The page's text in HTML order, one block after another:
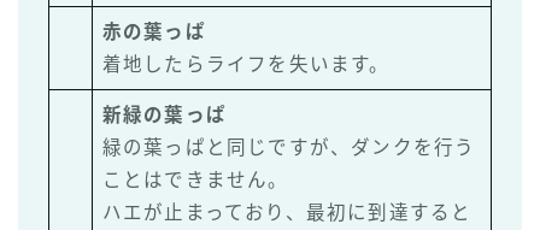
赤の葉っぱ
着地したらライフを失います。
新緑の葉っぱ
緑の葉っぱと同じですが、ダンクを行う
ことはできません。
ハエが止まっており、最初に到達すると